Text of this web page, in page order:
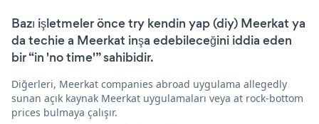
Bazı işletmeler önce try kendin yap (diy) Meerkat ya
da techie a Meerkat inşa edebileceğini iddia eden
bir “in 'no time'” sahibidir.
Diğerleri, Meerkat companies abroad uygulama allegedly
sunan açık kaynak Meerkat uygulamaları veya at rock-bottom
prices bulmaya çalışır.